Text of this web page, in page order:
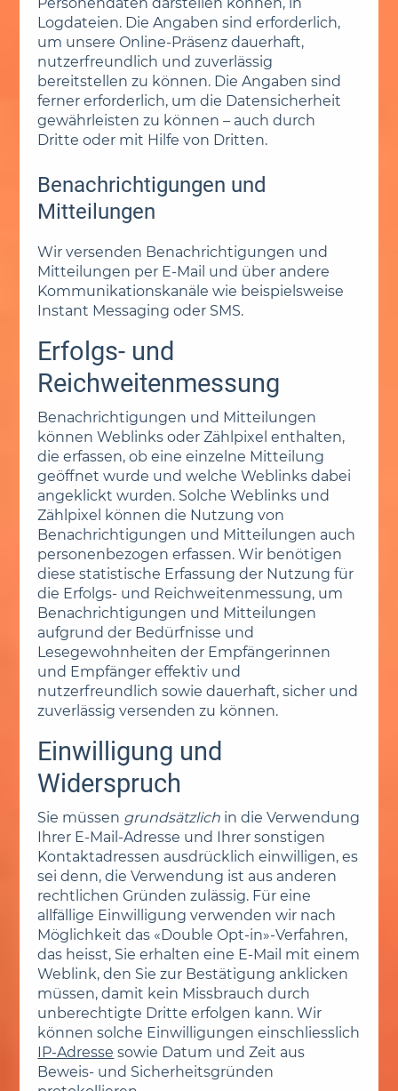
Logdateien. Die Angaben sind erforderlich,
um unsere Online-Präsenz dauerhaft,
nutzerfreundlich und zuverlässig
bereitstellen zu können. Die Angaben sind
ferner erforderlich, um die Datensicherheit
gewährleisten zu können – auch durch
Dritte oder mit Hilfe von Dritten.
Benachrichtigungen und
Mitteilungen
Wir versenden Benachrichtigungen und
Mitteilungen per E-Mail und über andere
Kommunikationskanäle wie beispielsweise
Instant Messaging oder SMS.
Erfolgs- und
Reichweitenmessung
Benachrichtigungen und Mitteilungen
können Weblinks oder Zählpixel enthalten,
die erfassen, ob eine einzelne Mitteilung
geöffnet wurde und welche Weblinks dabei
angeklickt wurden. Solche Weblinks und
Zählpixel können die Nutzung von
Benachrichtigungen und Mitteilungen auch
personenbezogen erfassen. Wir benötigen
diese statistische Erfassung der Nutzung für
die Erfolgs- und Reichweitenmessung, um
Benachrichtigungen und Mitteilungen
aufgrund der Bedürfnisse und
Lesegewohnheiten der Empfängerinnen
und Empfänger effektiv und
nutzerfreundlich sowie dauerhaft, sicher und
zuverlässig versenden zu können.
Einwilligung und
Widerspruch
Sie müssen grundsätzlich in die Verwendung
Ihrer E-Mail-Adresse und Ihrer sonstigen
Kontaktadressen ausdrücklich einwilligen, es
sei denn, die Verwendung ist aus anderen
rechtlichen Gründen zulässig. Für eine
allfällige Einwilligung verwenden wir nach
Möglichkeit das «Double Opt-in»-Verfahren,
das heisst, Sie erhalten eine E-Mail mit einem
Weblink, den Sie zur Bestätigung anklicken
müssen, damit kein Missbrauch durch
unberechtigte Dritte erfolgen kann. Wir
können solche Einwilligungen einschliesslich
IP-Adresse sowie Datum und Zeit aus
Beweis- und Sicherheitsgründen